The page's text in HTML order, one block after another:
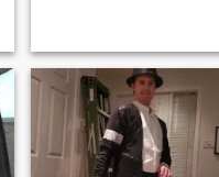
trabajo y stabilidad, solo
falta TU...